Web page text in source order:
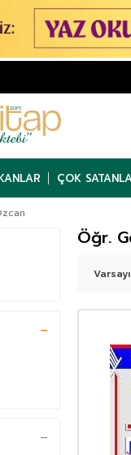
ÇOK
Öğr.